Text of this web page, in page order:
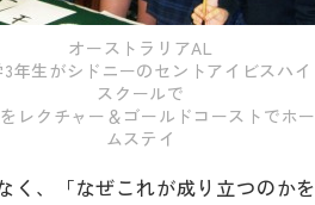
オーストラリアAL
3年生がシドニーのセントアイビスハイ
スクールで
レクチャー＆ゴールドコーストでホー
ムステイ
く、「なぜこれが成り立つのかを